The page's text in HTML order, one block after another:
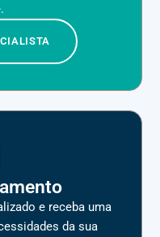
e receba uma
da sua